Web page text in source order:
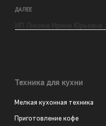
ДАЛЕЕ
Техника для кухни
Мелкая кухонная техника
Приготовление кофе